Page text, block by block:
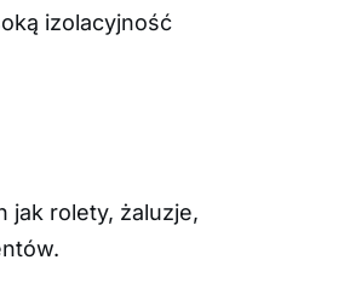
izolacyjność
jak rolety, żaluzje,